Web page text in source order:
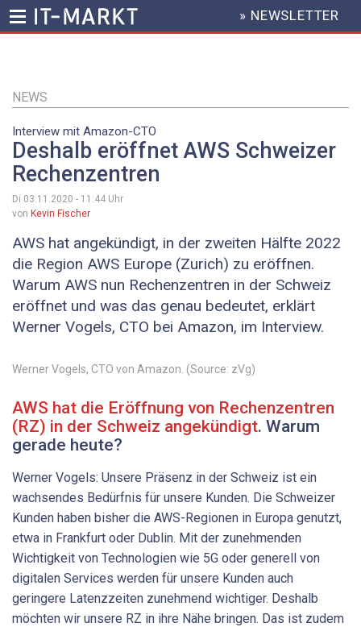
Inhalt
HEADER
MENU
» NEWSLETTER
NEWS
Interview mit Amazon-CTO
Deshalb eröffnet AWS Schweizer
Rechenzentren
Di 03.11.2020 - 11:44 Uhr
von Kevin Fischer
AWS hat angekündigt, in der zweiten Hälfte 2022
die Region AWS Europe (Zurich) zu eröffnen.
Warum AWS nun Rechenzentren in der Schweiz
eröffnet und was das genau bedeutet, erklärt
Werner Vogels, CTO bei Amazon, im Interview.
Werner Vogels, CTO von Amazon. (Source: zVg)
AWS hat die Eröffnung von Rechenzentren
(RZ) in der Schweiz angekündigt. Warum
gerade heute?
Werner Vogels: Unsere Präsenz in der Schweiz ist ein
wachsendes Bedürfnis für unsere Kunden. Die Schweizer
Kunden haben bisher die AWS-Regionen in Europa genutzt,
etwa in Frankfurt oder Dublin. Mit der zunehmenden
Wichtigkeit von Technologien wie 5G oder generell von
digitalen Services werden für unsere Kunden auch
geringere Latenzzeiten zunehmend wichtiger. Deshalb
möchten wir unsere RZ in ihre Nähe bringen. Das ist zudem